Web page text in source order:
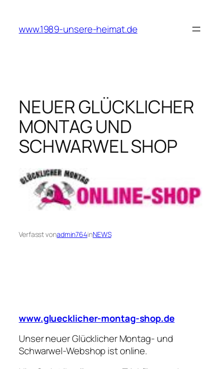
springen
www.1989-unsere-heimat.de
NEUER GLÜCKLICHER
MONTAG UND
SCHWARWEL SHOP
Verfasst vonadmin764inNEWS
www.gluecklicher-montag-shop.de
Unser neuer Glücklicher Montag- und
Schwarwel-Webshop ist online.